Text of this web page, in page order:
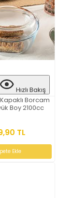
Hızlı Bakış
Borcam
Boy 2100cc
TL
Ekle